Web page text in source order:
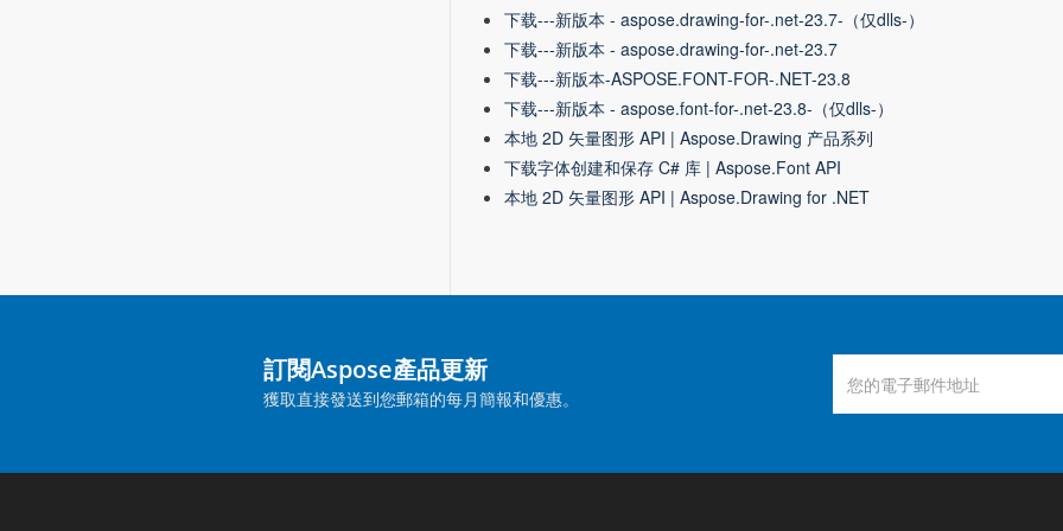
下载---新版本 - aspose.drawing-for-.net-23.7-（仅dlls-）
下载---新版本 - aspose.drawing-for-.net-23.7
下载---新版本-ASPOSE.FONT-FOR-.NET-23.8
下载---新版本 - aspose.font-for-.net-23.8-（仅dlls-）
本地 2D 矢量图形 API | Aspose.Drawing 产品系列
下载字体创建和保存 C# 库 | Aspose.Font API
本地 2D 矢量图形 API | Aspose.Drawing for .NET
訂閱Aspose產品更新
獲取直接發送到您郵箱的每月簡報和優惠。